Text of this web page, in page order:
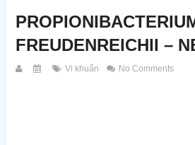
FREUDENREICHII –
Vi khuẩn No Comments